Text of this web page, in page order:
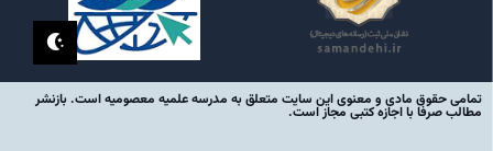
تمامی حقوق مادی و معنوی این سایت متعلق به مدرسه علمیه معصومیه است. بازنشر
مطالب صرفا با اجازه کتبی مجاز است.